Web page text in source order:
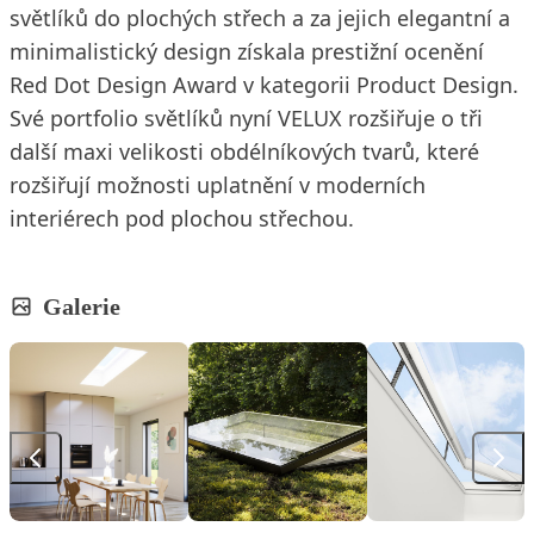
světlíků do plochých střech a za jejich elegantní a
minimalistický design získala prestižní ocenění
Red Dot Design Award v kategorii Product Design.
Své portfolio světlíků nyní VELUX rozšiřuje o tři
další maxi velikosti obdélníkových tvarů, které
rozšiřují možnosti uplatnění v moderních
interiérech pod plochou střechou.
Galerie